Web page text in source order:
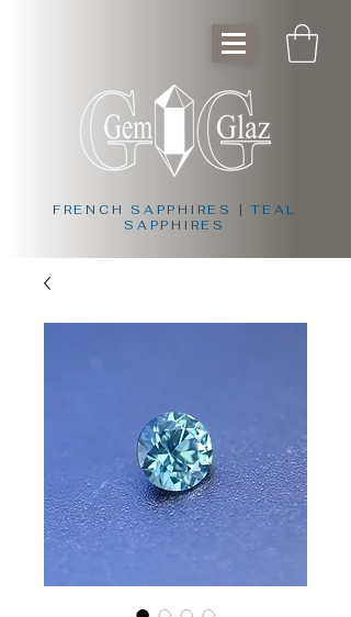
FRENCH SAPPHIRES | TEAL
SAPPHIRES